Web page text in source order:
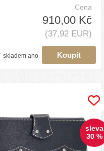
Cena
910,00 Kč
(37,92 EUR)
skladem ano
sleva
30 %